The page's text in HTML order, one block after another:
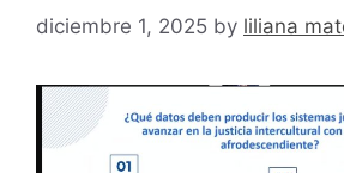
diciembre 1, 2025 by liliana